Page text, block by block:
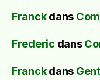
Franckdans
Frederic dans
Franckdans